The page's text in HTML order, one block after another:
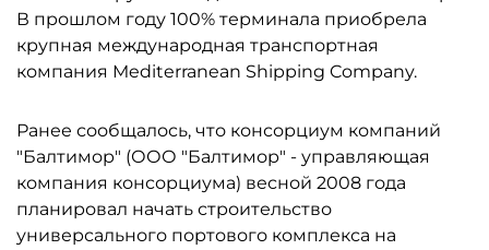
В прошлом году 100% терминала приобрела
крупная международная транспортная
компания Mediterranean Shipping Company.
Ранее сообщалось, что консорциум компаний
"Балтимор" (ООО "Балтимор" - управляющая
компания консорциума) весной 2008 года
планировал начать строительство
универсального портового комплекса на